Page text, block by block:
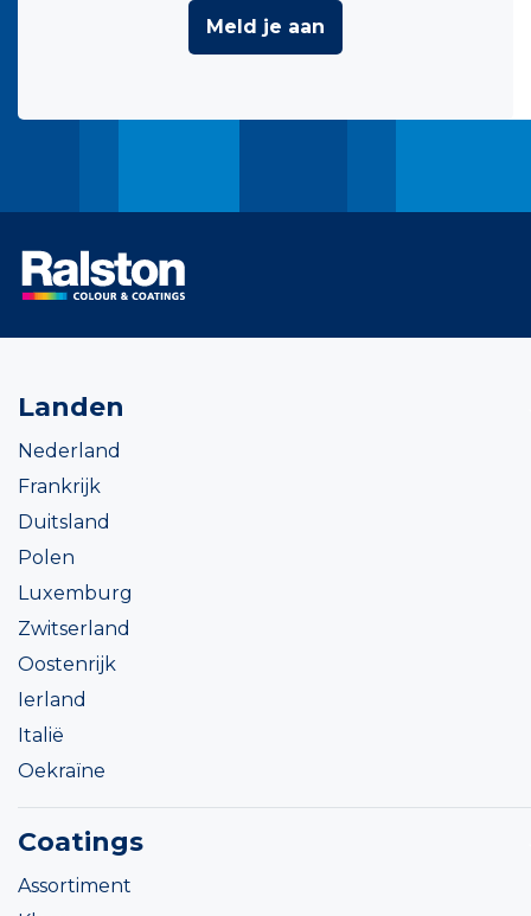
Meld je aan
Landen
Nederland
Frankrijk
Duitsland
Polen
Luxemburg
Zwitserland
Oostenrijk
Ierland
Italië
Oekraïne
Coatings
Assortiment